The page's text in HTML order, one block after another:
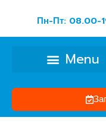
Пн-Пт: 08.00-